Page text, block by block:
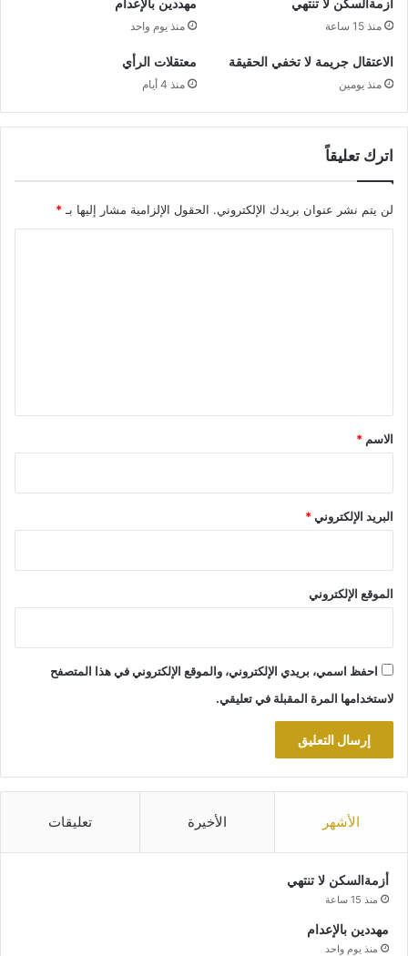
أزمةالسكن لا تنتهي
منذ 15 ساعة
مهددين بالإعدام
منذ يوم واحد
الاعتقال جريمة لا تخفي الحقيقة
منذ يومين
معتقلات الرأي
منذ 4 أيام
اترك تعليقاً
لن يتم نشر عنوان بريدك الإلكتروني. الحقول الإلزامية مشار إليها بـ *
*
الاسم *
البريد الإلكتروني*
الموقع الإلكتروني
احفظ اسمي، بريدي الإلكتروني، والموقع الإلكتروني في هذا المتصفح
لاستخدامها المرة المقبلة في تعليقي.
الأشهر الأخيرة تعليقات
أزمةالسكن لا تنتهي
منذ 15 ساعة
مهددين بالإعدام
منذ يوم واحد